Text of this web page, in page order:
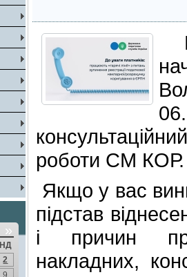
»
НД
2
9
роботи СМ КОР.
Якщо у вас
підстав
і причин
накладних,